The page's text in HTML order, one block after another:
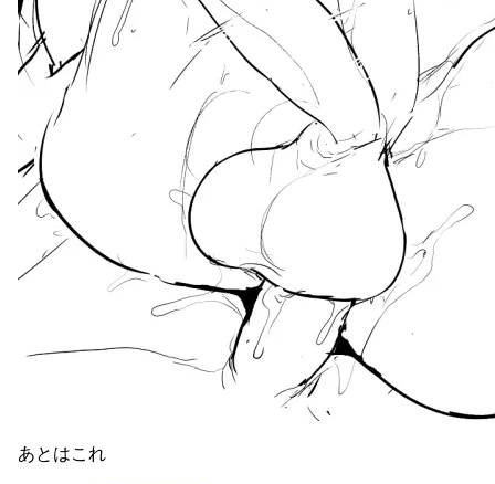
あとはこれ